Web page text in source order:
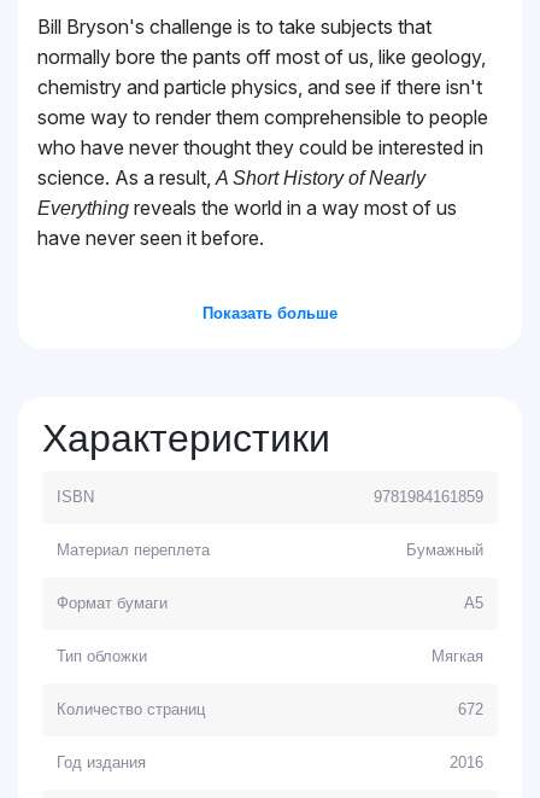
Bill Bryson's challenge is to take subjects that
normally bore the pants off most of us, like geology,
chemistry and particle physics, and see if there isn't
some way to render them comprehensible to people
who have never thought they could be interested in
science. As a result,A Short History of Nearly
Everything reveals the world in a way most of us
have never seen it before.
Показать больше
Характеристики
ISBN 9781984161859
Материал переплета Бумажный
Формат бумаги A5
Тип обложки Мягкая
Количество страниц 672
Год издания 2016